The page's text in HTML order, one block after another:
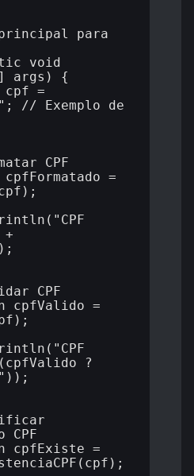
para
void
args) {
=
// Exemplo de
CPF
=
+
CPF
=
?
CPF
=